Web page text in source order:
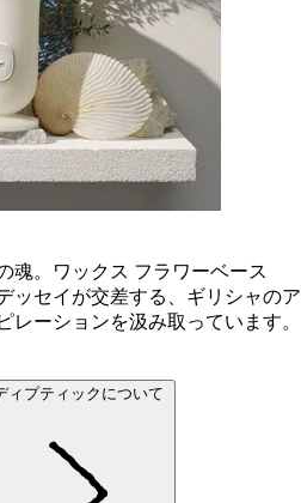
魂。ワックス フラワーベース
ッセイが交差する、ギリシャのア
レーションを汲み取っています。
ィプティックについて